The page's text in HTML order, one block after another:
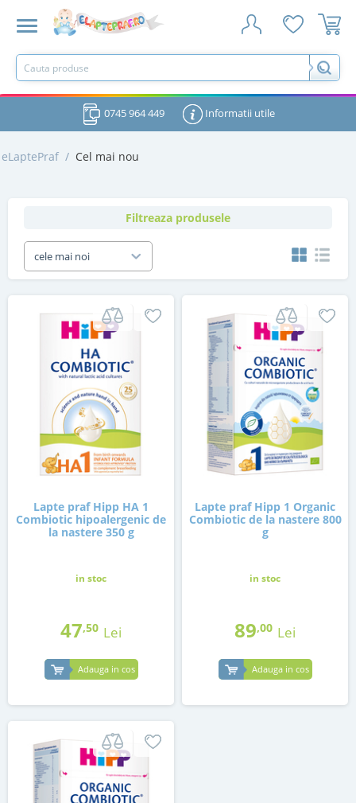
0745 964 449 Informatii utile
eLaptePraf / Cel mai nou
Filtreaza produsele
cele mai noi
Lapte praf Hipp HA 1
Combiotic hipoalergenic de
la nastere 350 g
in stoc
47,50 Lei
Adauga in cos
Lapte praf Hipp 1 Organic
Combiotic de la nastere 800
g
in stoc
89,00 Lei
Adauga in cos